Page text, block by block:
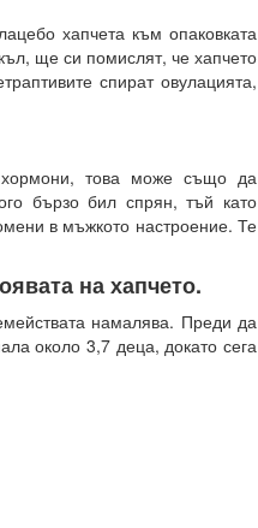
хапчета към опаковката
ще си помислят, че хапчето
спират овулацията,
хормони, това може също да
бързо бил спрян, тъй като
в мъжкото настроение. Те
на хапчето.
намалява. Преди да
около 3,7 деца, докато сега